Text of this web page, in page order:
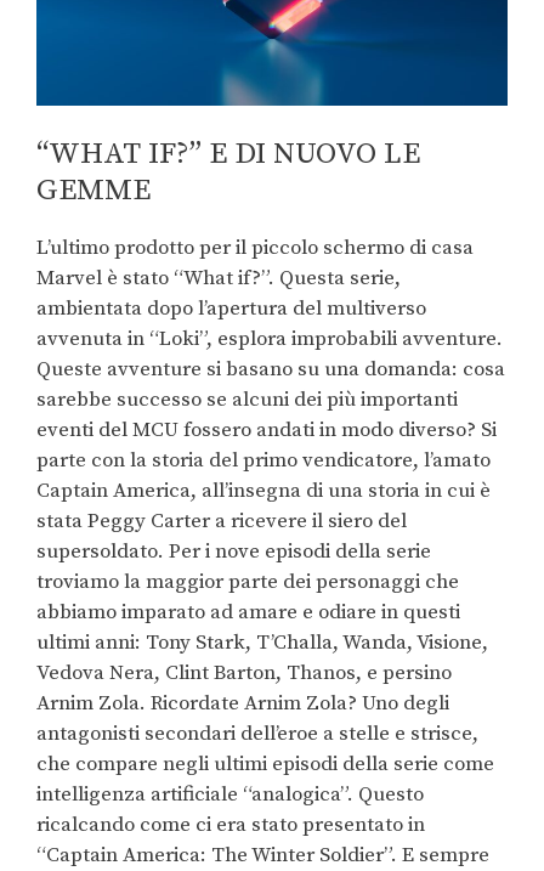
“WHAT IF?” E DI NUOVO LE
GEMME
L’ultimo prodotto per il piccolo schermo di casa
Marvel è stato “What if?”. Questa serie,
ambientata dopo l’apertura del multiverso
avvenuta in “Loki”, esplora improbabili avventure.
Queste avventure si basano su una domanda: cosa
sarebbe successo se alcuni dei più importanti
eventi del MCU fossero andati in modo diverso? Si
parte con la storia del primo vendicatore, l’amato
Captain America, all’insegna di una storia in cui è
stata Peggy Carter a ricevere il siero del
supersoldato. Per i nove episodi della serie
troviamo la maggior parte dei personaggi che
abbiamo imparato ad amare e odiare in questi
ultimi anni: Tony Stark, T’Challa, Wanda, Visione,
Vedova Nera, Clint Barton, Thanos, e persino
Arnim Zola. Ricordate Arnim Zola? Uno degli
antagonisti secondari dell’eroe a stelle e strisce,
che compare negli ultimi episodi della serie come
intelligenza artificiale “analogica”. Questo
ricalcando come ci era stato presentato in
“Captain America: The Winter Soldier”. E sempre